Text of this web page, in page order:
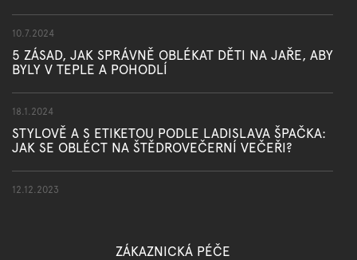
10.7.2024
5 ZÁSAD, JAK SPRÁVNĚ OBLÉKAT DĚTI NA JAŘE, ABY
BYLY V TEPLE A POHODLÍ
18.1.2024
STYLOVĚ A S ETIKETOU PODLE LADISLAVA ŠPAČKA:
JAK SE OBLÉCT NA ŠTĚDROVEČERNÍ VEČEŘI?
12.12.2023
ZÁKAZNICKÁ PÉČE